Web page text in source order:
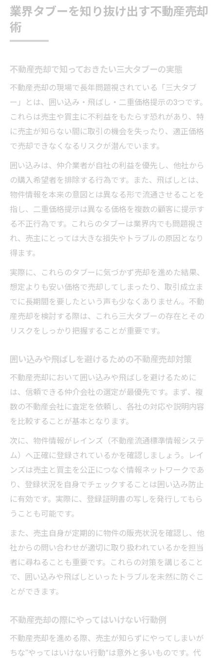
対策
とは
囲い込みを回避する不動産売却の相談ポイ
ント
飛ばし行為を見抜く賢い不動産売却の進め
方
複数業者活用で安全な不動産売却を実現し
不動産売却で失敗しない囲い込み対策の実
践法
飛ばしを防ぐ信頼できる不動産売却のコツ
損を防ぐための不動産売却税金対策
不動産売却時の税金計算と節税の基本知識
不動産売却税金を最小限に抑える具体的手
順
譲渡所得の控除と特例で不動産売却を有利
に
不動産売却時に知っておくべき税金対策と
信頼できる不動産売却の見抜き方とは
信頼できる不動産売却担当を見極める方法
不動産売却で安心できる業者選びの基準
トラブル回避のための不動産売却チェック
ポイント
担当者の対応から不動産売却の信頼度を判
断
不動産売却で後悔しないための確認事項
三大タブー回避から始める安心取引
三大タブー回避で安全な不動産売却を目指
す
安心取引のための不動産売却トラブル防止
策
取引を円滑に進める不動産売却の心得
税負担を抑える不動産売却の実践知識
不動産売却の税金を減らすための実践的対
策
業界タブーを知り抜け出す不動産売却
術
不動産売却で知っておきたい三大タブーの実態
不動産売却の現場で長年問題視されている「三大タブ
ー」とは、囲い込み・飛ばし・二重価格提示の3つです。
これらは売主や買主に不利益をもたらす恐れがあり、特
に売主が知らない間に取引の機会を失ったり、適正価格
で売却できなくなるリスクが潜んでいます。
囲い込みは、仲介業者が自社の利益を優先し、他社から
の購入希望者を排除する行為です。また、飛ばしとは、
物件情報を本来の意図とは異なる形で流通させることを
指し、二重価格提示は異なる価格を複数の顧客に提示す
る不正行為です。これらのタブーは業界内でも問題視さ
れ、売主にとっては大きな損失やトラブルの原因となり
得ます。
実際に、これらのタブーに気づかず売却を進めた結果、
想定よりも安い価格で売却してしまったり、取引成立ま
でに長期間を要したという声も少なくありません。不動
産売却を検討する際は、これら三大タブーの存在とその
リスクをしっかり把握することが重要です。
囲い込みや飛ばしを避けるための不動産売却対策
不動産売却において囲い込みや飛ばしを避けるために
は、信頼できる仲介会社の選定が最優先です。まず、複
数の不動産会社に査定を依頼し、各社の対応や説明内容
を比較することが基本となります。
次に、物件情報がレインズ（不動産流通標準情報システ
ム）へ正確に登録されているかを確認しましょう。レイ
ンズは売主と買主を公正につなぐ情報ネットワークであ
り、登録状況を自身でチェックすることは囲い込み防止
に有効です。実際に、登録証明書の写しを発行してもら
うことも可能です。
また、売主自身が定期的に物件の販売状況を確認し、他
社からの問い合わせが適切に取り扱われているかを担当
者に尋ねることも重要です。これらの対策を講じること
で、囲い込みや飛ばしといったトラブルを未然に防ぐこ
とができます。
不動産売却の際にやってはいけない行動例
不動産売却を進める際、売主が知らずにやってしまいが
ちな“やってはいけない行動”は意外と多いものです。代